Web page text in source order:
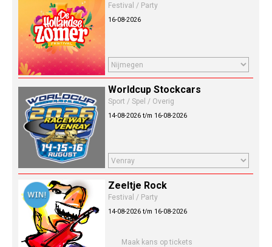
Festival / Party
16-08-2026
Worldcup Stockcars
Sport / Spel / Overig
14-08-2026 t/m 16-08-2026
Zeeltje Rock
Festival / Party
14-08-2026 t/m 16-08-2026
Maak kans op tickets